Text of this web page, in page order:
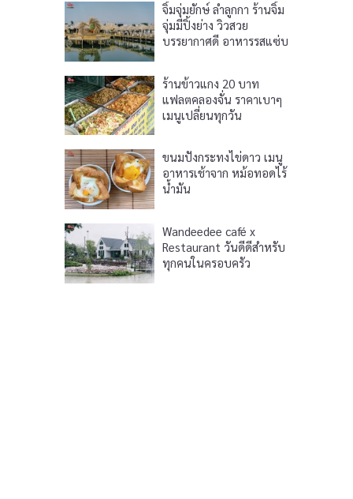
จิ้มจุ่มยักษ์ ลำลูกกา ร้านจิ้ม
จุ่มมีปิ้งย่าง วิวสวย
บรรยากาศดี อาหารรสแซ่บ
ร้านข้าวแกง 20 บาท
แฟลตคลองจั่น ราคาเบาๆ
เมนูเปลี่ยนทุกวัน
ขนมปังกระทงไข่ดาว เมนู
อาหารเช้าจาก หม้อทอดไร้
น้ำมัน
Wandeedee café x
Restaurant วันดีดีสำหรับ
ทุกคนในครอบครัว